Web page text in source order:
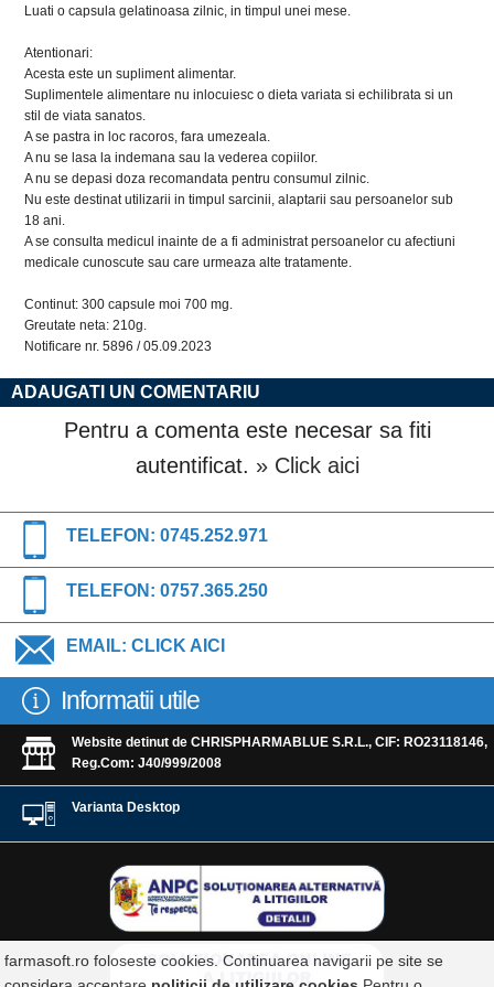
Luati o capsula gelatinoasa zilnic, in timpul unei mese.
Atentionari:
Acesta este un supliment alimentar.
Suplimentele alimentare nu inlocuiesc o dieta variata si echilibrata si un
stil de viata sanatos.
A se pastra in loc racoros, fara umezeala.
A nu se lasa la indemana sau la vederea copiilor.
A nu se depasi doza recomandata pentru consumul zilnic.
Nu este destinat utilizarii in timpul sarcinii, alaptarii sau persoanelor sub
18 ani.
A se consulta medicul inainte de a fi administrat persoanelor cu afectiuni
medicale cunoscute sau care urmeaza alte tratamente.
Continut: 300 capsule moi 700 mg.
Greutate neta: 210g.
Notificare nr. 5896 / 05.09.2023
ADAUGATI UN COMENTARIU
Pentru a comenta este necesar sa fiti
autentificat. » Click aici
TELEFON: 0745.252.971
TELEFON: 0757.365.250
EMAIL: CLICK AICI
Informatii utile
Website detinut de CHRISPHARMABLUE S.R.L., CIF: RO23118146,
Reg.Com: J40/999/2008
Varianta Desktop
farmasoft.ro foloseste cookies. Continuarea navigarii pe site se